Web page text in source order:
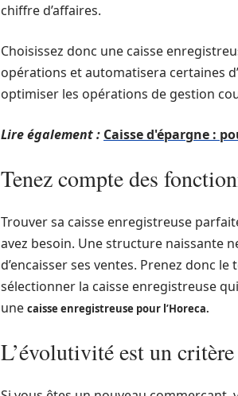
chiffre d’affaires.
Choisissez donc une caisse
opérations et automatisera certaines
optimiser les opérations de gestion
Lire également : Caisse d'épargne :
Tenez compte des
Trouver sa caisse enregistreuse
avez besoin. Une structure naissante
d’encaisser ses ventes. Prenez donc
sélectionner la caisse enregistreuse
une caisse enregistreuse pour l’Horeca.
L’évolutivité est un